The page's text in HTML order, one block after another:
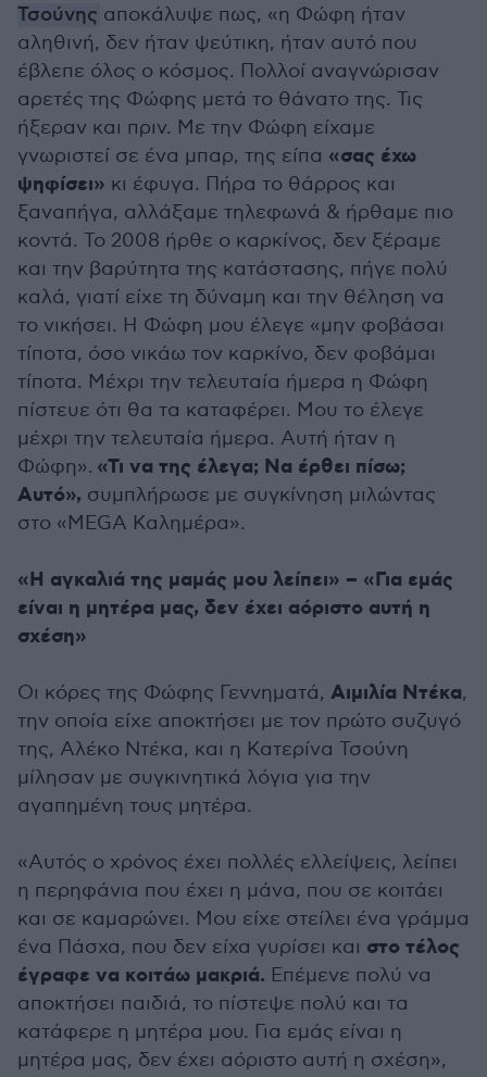
Τσούνης αποκάλυψε πως, «η Φώφη ήταν
αληθινή, δεν ήταν ψεύτικη, ήταν αυτό που
έβλεπε όλος ο κόσμος. Πολλοί αναγνώρισαν
αρετές της Φώφης μετά το θάνατο της. Τις
ήξεραν και πριν. Με την Φώφη είχαμε
γνωριστεί σε ένα μπαρ, της είπα «σας έχω
ψηφίσει» κι έφυγα. Πήρα το θάρρος και
ξαναπήγα, αλλάξαμε τηλεφωνά & ήρθαμε πιο
κοντά. Το 2008 ήρθε ο καρκίνος, δεν ξέραμε
και την βαρύτητα της κατάστασης, πήγε πολύ
καλά, γιατί είχε τη δύναμη και την θέληση να
το νικήσει. Η Φώφη μου έλεγε «μην φοβάσαι
τίποτα, όσο νικάω τον καρκίνο, δεν φοβάμαι
τίποτα. Μέχρι την τελευταία ήμερα η Φώφη
πίστευε ότι θα τα καταφέρει. Μου το έλεγε
μέχρι την τελευταία ήμερα. Αυτή ήταν η
Φώφη». «Τι να της έλεγα; Να έρθει πίσω;
Αυτό», συμπλήρωσε με συγκίνηση μιλώντας
στο «MEGA Καλημέρα».
«Η αγκαλιά της μαμάς μου λείπει» – «Για εμάς
είναι η μητέρα μας, δεν έχει αόριστο αυτή η
σχέση»
Οι κόρες της Φώφης Γεννηματά, Αιμιλία Ντέκα,
την οποία είχε αποκτήσει με τον πρώτο συζυγό
της, Αλέκο Ντέκα, και η Κατερίνα Τσούνη
μίλησαν με συγκινητικά λόγια για την
αγαπημένη τους μητέρα.
«Αυτός ο χρόνος έχει πολλές ελλείψεις, λείπει
η περηφάνια που έχει η μάνα, που σε κοιτάει
και σε καμαρώνει. Μου είχε στείλει ένα γράμμα
ένα Πάσχα, που δεν είχα γυρίσει και στο τέλος
έγραφε να κοιτάω μακριά. Επέμενε πολύ να
αποκτήσει παιδιά, το πίστεψε πολύ και τα
κατάφερε η μητέρα μου. Για εμάς είναι η
μητέρα μας, δεν έχει αόριστο αυτή η σχέση»,